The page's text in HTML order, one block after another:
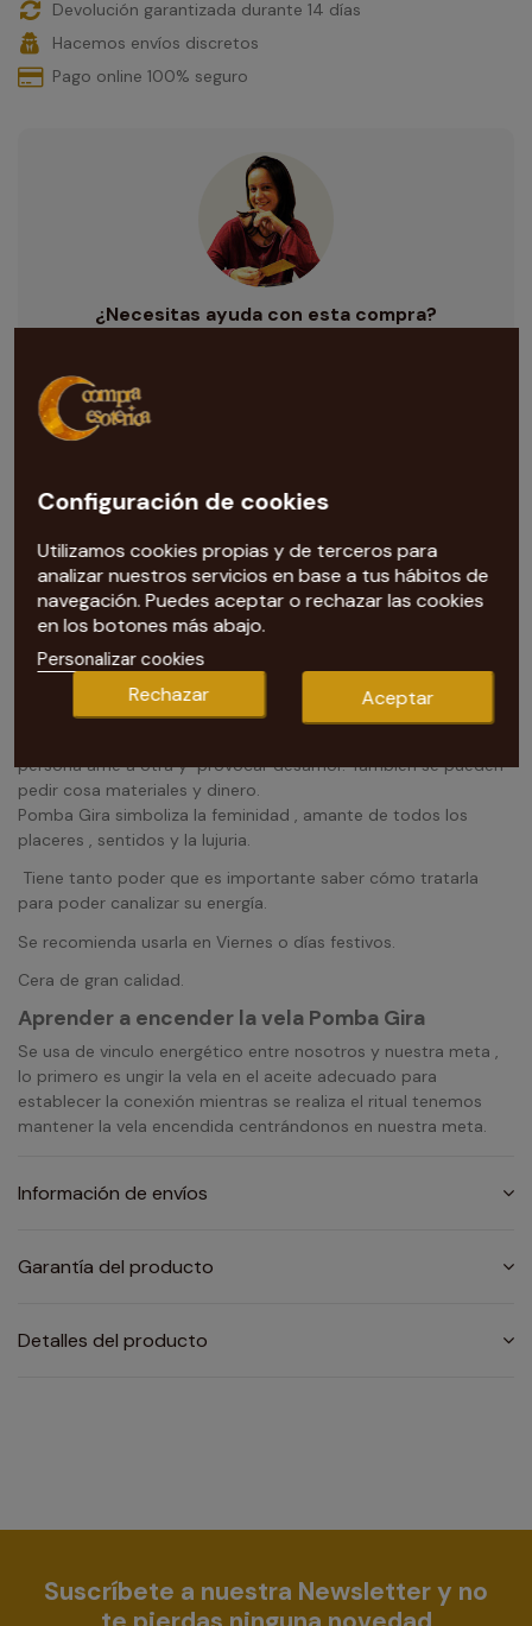
Devolución garantizada durante 14 días
Hacemos envíos discretos
Pago online 100% seguro
¿Necesitas ayuda con esta compra?
Nuestra tarotista te recomienda Vela Figura Pomba Gira
A Pomba Gira se le pueden hacer múltiples peticiones, pero
sobre todo se utilizan en trabajos para conseguir amor y
persona ame a otra y provocar desamor. También se pueden
pedir cosa materiales y dinero.
Pomba Gira simboliza la feminidad , amante de todos los
placeres , sentidos y la lujuria.
Tiene tanto poder que es importante saber cómo tratarla
para poder canalizar su energía.
Se recomienda usarla en Viernes o días festivos.
Cera de gran calidad.
Aprender a encender la vela Pomba Gira
Se usa de vinculo energético entre nosotros y nuestra meta ,
lo primero es ungir la vela en el aceite adecuado para
establecer la conexión mientras se realiza el ritual tenemos
mantener la vela encendida centrándonos en nuestra meta.
Información de envíos
Garantía del producto
Detalles del producto
Suscríbete a nuestra Newsletter y no
Configuración de cookies
Utilizamos cookies propias y de terceros para
analizar nuestros servicios en base a tus hábitos de
navegación. Puedes aceptar o rechazar las cookies
en los botones más abajo.
Personalizar cookies
Rechazar Aceptar